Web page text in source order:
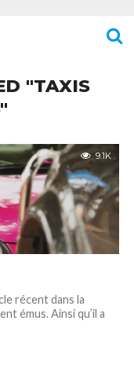
"TAXIS
9.1K
récent dans la
émus. Ainsi qu’il a